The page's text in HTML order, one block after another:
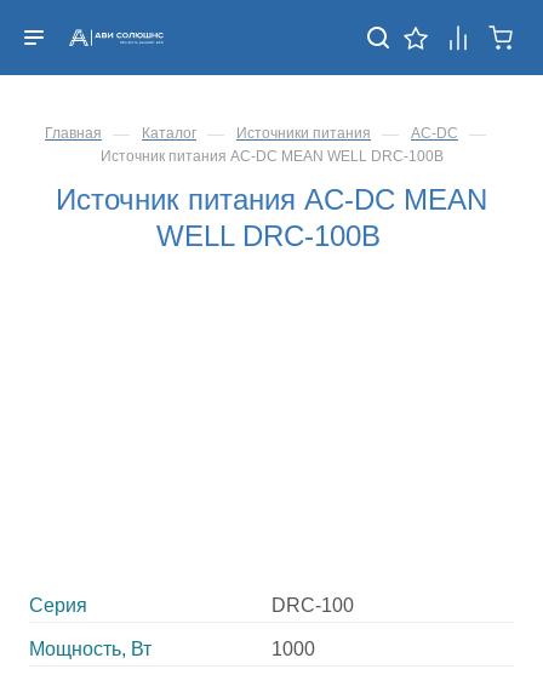
Главная — Каталог — Источники питания — AC-DC —
Источник питания AC-DC MEAN WELL DRC-100B
Источник питания AC-DC MEAN
WELL DRC-100B
Серия DRC-100
Мощность, Вт 1000